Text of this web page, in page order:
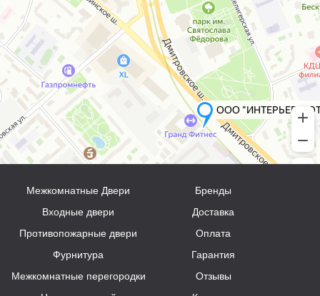
Межкомнатные Двери
Входные двери
Противопожарные двери
Фурнитура
Межкомнатные перегородки
Бренды
Доставка
Оплата
Гарантия
Отзывы